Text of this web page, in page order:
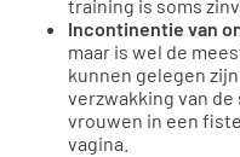
training is soms
Incontinentie van
maar is wel de
kunnen gelegen
verzwakking van
vrouwen in een
vagina.